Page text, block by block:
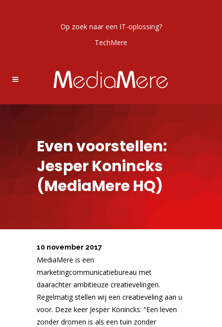
Op zoek naar een IT-oplossing?
TechMere
Even voorstellen:
Jesper Konincks
(MediaMere HQ)
10 november 2017
MediaMere is een
marketingcommunicatiebureau met
daarachter ambitieuze creatievelingen.
Regelmatig stellen wij een creatieveling aan u
voor. Deze keer Jesper Konincks: “Een leven
zonder dromen is als een tuin zonder